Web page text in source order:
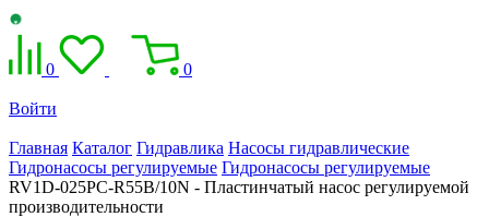
0 0
Войти
Главная Каталог Гидравлика Насосы гидравлические
Гидронасосы регулируемые Гидронасосы регулируемые
RV1D-025PC-R55B/10N - Пластинчатый насос регулируемой
производительности